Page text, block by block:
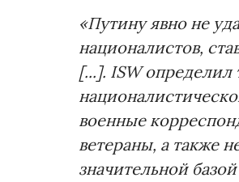
«Путину явно не
националистов,
[...]. ISW
военные
ветераны, а также
значительной